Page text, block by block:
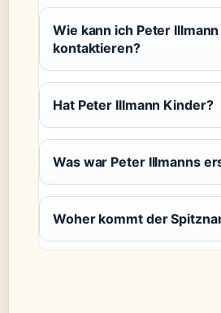
Wie kann ich Peter Illmann
kontaktieren?
Hat Peter Illmann Kinder?
Was war Peter Illmanns
Woher kommt der